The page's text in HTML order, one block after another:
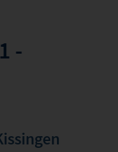
-